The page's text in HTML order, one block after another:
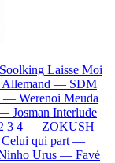
Soolking Laisse Moi
Allemand — SDM
— Werenoi Meuda
Josman Interlude
3 4 — ZOKUSH
Celui qui part —
Urus — Favé